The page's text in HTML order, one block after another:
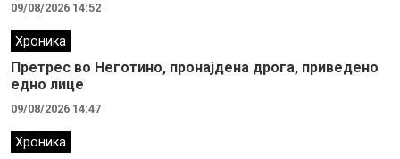
09/08/2026 14:52
Хроника
Претрес во Неготино, пронајдена дрога, приведено
едно лице
09/08/2026 14:47
Хроника